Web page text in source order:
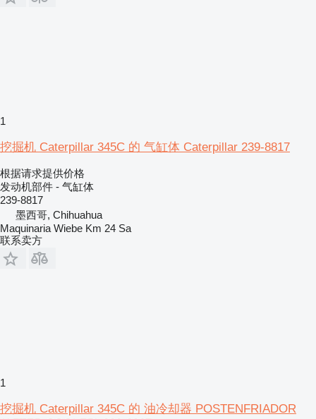
1
挖掘机 Caterpillar 345C 的 气缸体 Caterpillar 239-8817
根据请求提供价格
发动机部件 - 气缸体
239-8817
墨西哥, Chihuahua
Maquinaria Wiebe Km 24 Sa
联系卖方
1
挖掘机 Caterpillar 345C 的 油冷却器 POSTENFRIADOR